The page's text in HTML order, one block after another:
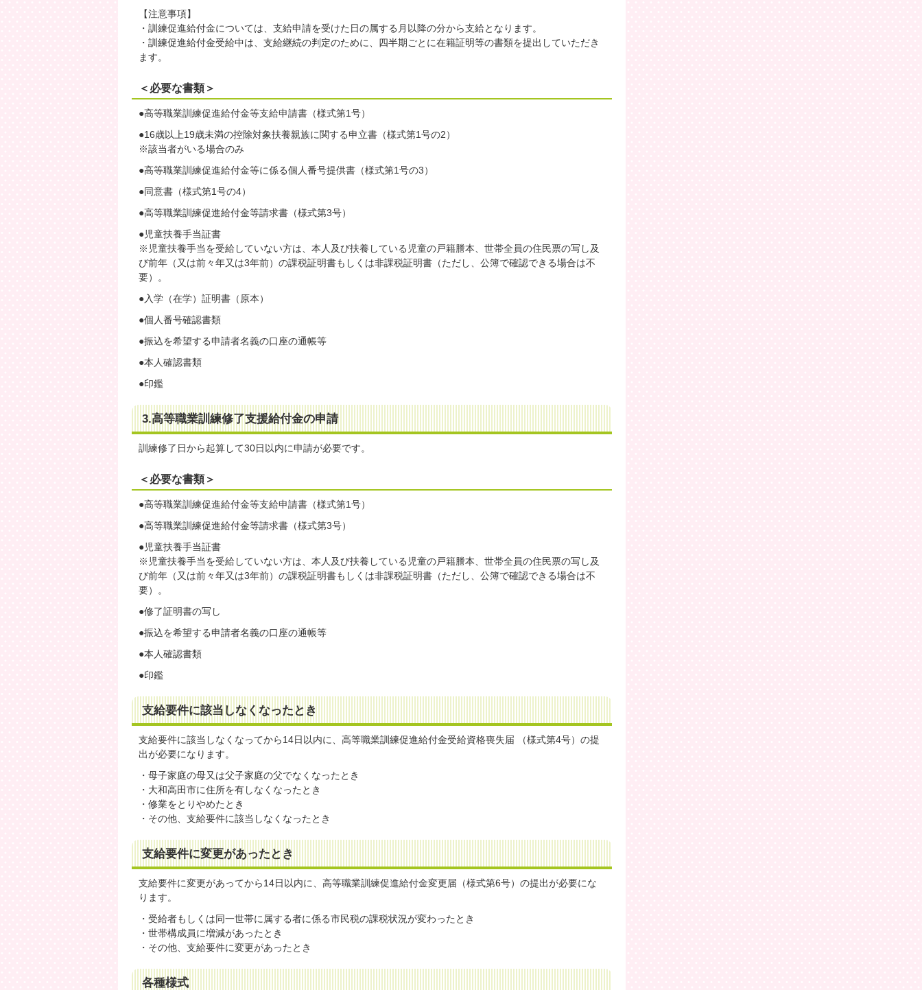
【注意事項】
・訓練促進給付金については、支給申請を受けた日の属する月以降の分から支給となります。
・訓練促進給付金受給中は、支給継続の判定のために、四半期ごとに在籍証明等の書類を提出していただき
ます。
＜必要な書類＞
●高等職業訓練促進給付金等支給申請書（様式第1号）
●16歳以上19歳未満の控除対象扶養親族に関する申立書（様式第1号の2）
※該当者がいる場合のみ
●高等職業訓練促進給付金等に係る個人番号提供書（様式第1号の3）
●同意書（様式第1号の4）
●高等職業訓練促進給付金等請求書（様式第3号）
●児童扶養手当証書
※児童扶養手当を受給していない方は、本人及び扶養している児童の戸籍謄本、世帯全員の住民票の写し及
び前年（又は前々年又は3年前）の課税証明書もしくは非課税証明書（ただし、公簿で確認できる場合は不
要）。
●入学（在学）証明書（原本）
●個人番号確認書類
●振込を希望する申請者名義の口座の通帳等
●本人確認書類
●印鑑
3.高等職業訓練修了支援給付金の申請
訓練修了日から起算して30日以内に申請が必要です。
＜必要な書類＞
●高等職業訓練促進給付金等支給申請書（様式第1号）
●高等職業訓練促進給付金等請求書（様式第3号）
●児童扶養手当証書
※児童扶養手当を受給していない方は、本人及び扶養している児童の戸籍謄本、世帯全員の住民票の写し及
び前年（又は前々年又は3年前）の課税証明書もしくは非課税証明書（ただし、公簿で確認できる場合は不
要）。
●修了証明書の写し
●振込を希望する申請者名義の口座の通帳等
●本人確認書類
●印鑑
支給要件に該当しなくなったとき
支給要件に該当しなくなってから14日以内に、高等職業訓練促進給付金受給資格喪失届 （様式第4号）の提
出が必要になります。
・母子家庭の母又は父子家庭の父でなくなったとき
・大和高田市に住所を有しなくなったとき
・修業をとりやめたとき
・その他、支給要件に該当しなくなったとき
支給要件に変更があったとき
支給要件に変更があってから14日以内に、高等職業訓練促進給付金変更届（様式第6号）の提出が必要にな
ります。
・受給者もしくは同一世帯に属する者に係る市民税の課税状況が変わったとき
・世帯構成員に増減があったとき
・その他、支給要件に変更があったとき
各種様式